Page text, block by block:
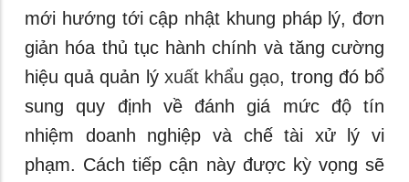
mới hướng tới cập nhật khung pháp lý, đơn
giản hóa thủ tục hành chính và tăng cường
hiệu quả quản lý xuất khẩu gạo, trong đó bổ
sung quy định về đánh giá mức độ tín
nhiệm doanh nghiệp và chế tài xử lý vi
phạm. Cách tiếp cận này được kỳ vọng sẽ